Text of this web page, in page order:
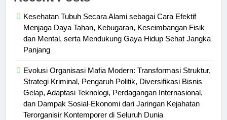
Kesehatan Tubuh Secara Alami sebagai Cara Efektif
Menjaga Daya Tahan, Kebugaran, Keseimbangan Fisik
dan Mental, serta Mendukung Gaya Hidup Sehat Jangka
Panjang
Evolusi Organisasi Mafia Modern: Transformasi Struktur,
Strategi Kriminal, Pengaruh Politik, Diversifikasi Bisnis
Gelap, Adaptasi Teknologi, Perdagangan Internasional,
dan Dampak Sosial-Ekonomi dari Jaringan Kejahatan
Terorganisir Kontemporer di Seluruh Dunia